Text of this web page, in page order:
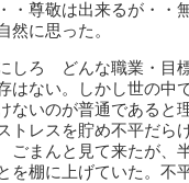
・尊敬は出来るが・・
然に思った。
しろ どんな職業・目
はない。しかし世の中
ないのが普通であると
トレスを貯め不平だら
まんと見て来たが、
を棚に上げていた。